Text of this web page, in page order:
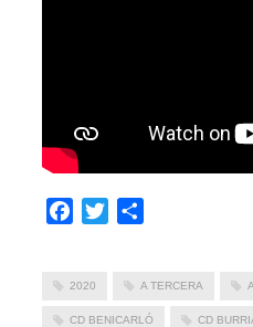
Facebook
Twitter
2020 A TERCERA
CD BENICARLÓ CD